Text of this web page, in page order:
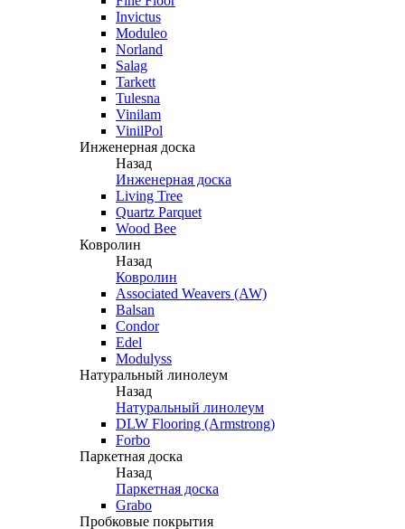
Invictus
Moduleo
Norland
Salag
Tarkett
Tulesna
Vinilam
VinilPol
Инженерная доска
Назад
Инженерная доска
Living Tree
Quartz Parquet
Wood Bee
Ковролин
Назад
Ковролин
Associated Weavers (AW)
Balsan
Condor
Edel
Modulyss
Натуральный линолеум
Назад
Натуральный линолеум
DLW Flooring (Armstrong)
Forbo
Паркетная доска
Назад
Паркетная доска
Grabo
Пробковые покрытия